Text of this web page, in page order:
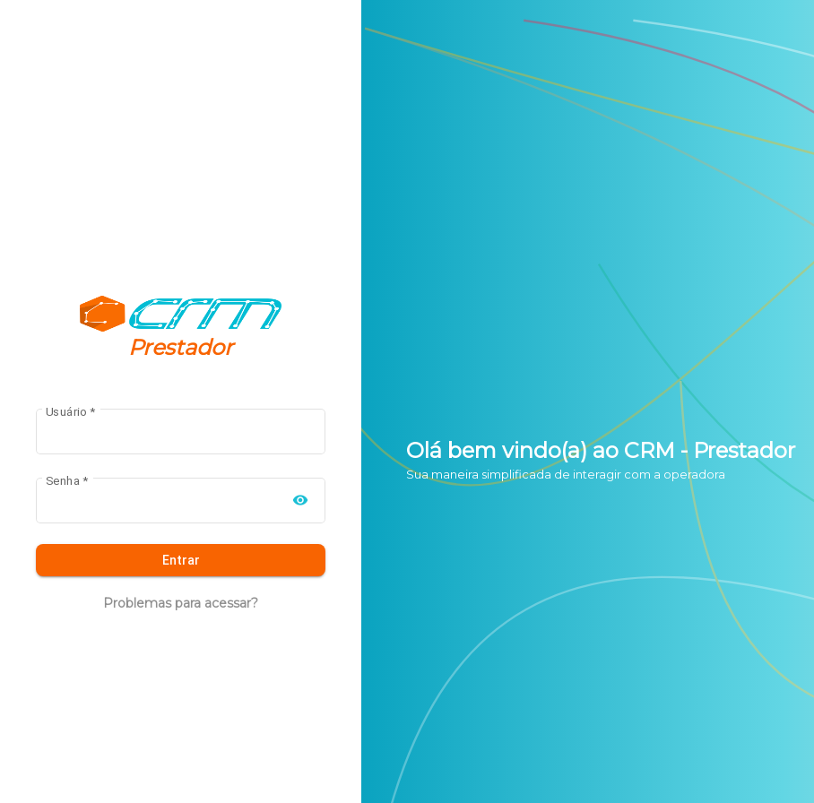
Prestador
Usuário *
Senha *
Entrar
Problemas para acessar?
Olá bem vindo(a) ao CRM - Prestador
Sua maneira simplificada de interagir com a operadora